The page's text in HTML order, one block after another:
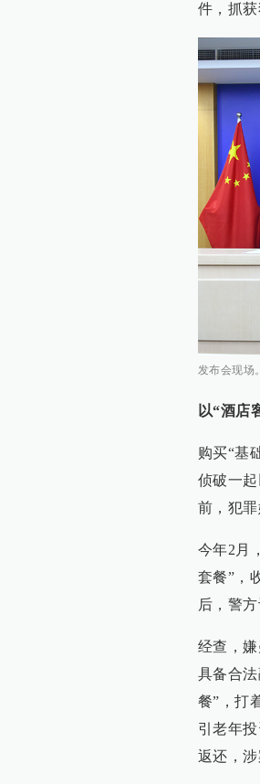
件，抓获
发布会现场
以“酒店
购买“基
侦破一
前，犯
今年2月
套餐”，
后，警
经查，
具备合
餐”，打
引老年
返还，涉